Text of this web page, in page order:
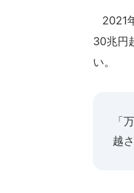
2021
30兆円
い。
「
越